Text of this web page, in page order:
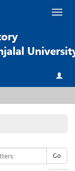
Go